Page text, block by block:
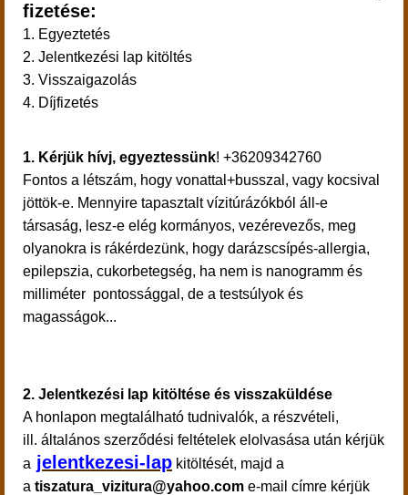
fizetése:
1. Egyeztetés
2. Jelentkezési lap kitöltés
3. Visszaigazolás
4. Díjfizetés
1. Kérjük hívj, egyeztessünk! +36209342760
Fontos a létszám, hogy vonattal+busszal, vagy kocsival
jöttök-e. Mennyire tapasztalt vízitúrázókból áll-e
társaság, lesz-e elég kormányos, vezérevezős, meg
olyanokra is rákérdezünk, hogy darázscsípés-allergia,
epilepszia, cukorbetegség, ha nem is nanogramm és
milliméter pontossággal, de a testsúlyok és
magasságok...
2. Jelentkezési lap kitöltése és visszaküldése
A honlapon megtalálható tudnivalók, a részvételi,
ill. általános szerződési feltételek elolvasása után kérjük
a jelentkezesi-lap kitöltését, majd a
a tiszatura_vizitura@yahoo.com e-mail címre kérjük